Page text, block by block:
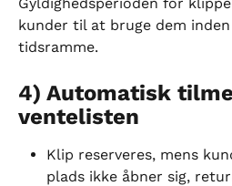
kunder til at bruge dem
tidsramme.
4) Automatisk
ventelisten
Klip reserveres, mens
plads ikke åbner sig,